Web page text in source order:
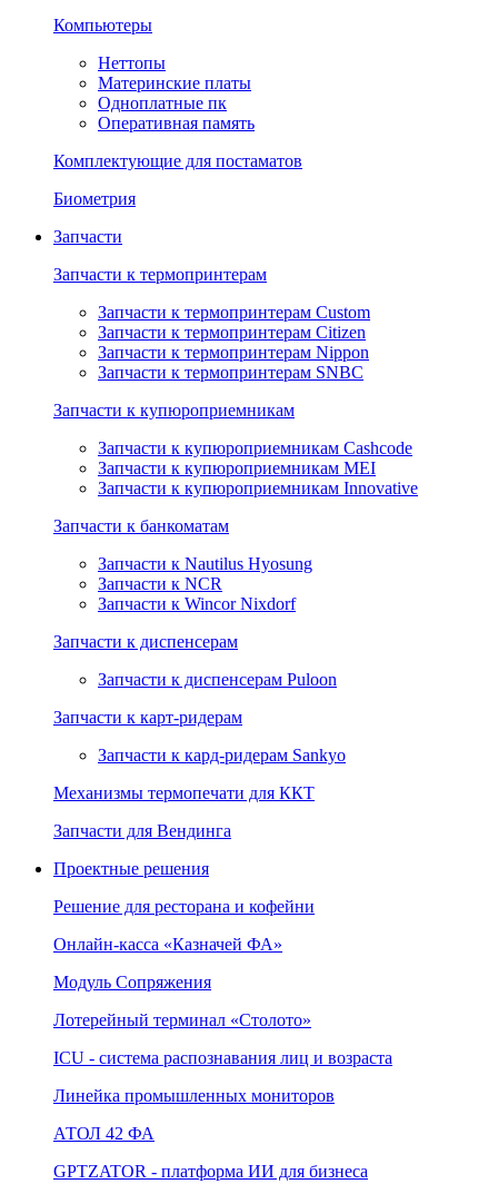
Компьютеры
Неттопы
Материнские платы
Одноплатные пк
Оперативная память
Комплектующие для постаматов
Биометрия
Запчасти
Запчасти к термопринтерам
Запчасти к термопринтерам Custom
Запчасти к термопринтерам Citizen
Запчасти к термопринтерам Nippon
Запчасти к термопринтерам SNBC
Запчасти к купюроприемникам
Запчасти к купюроприемникам Cashcode
Запчасти к купюроприемникам MEI
Запчасти к купюроприемникам Innovative
Запчасти к банкоматам
Запчасти к Nautilus Hyosung
Запчасти к NCR
Запчасти к Wincor Nixdorf
Запчасти к диспенсерам
Запчасти к диспенсерам Puloon
Запчасти к карт-ридерам
Запчасти к кард-ридерам Sankyo
Механизмы термопечати для ККТ
Запчасти для Вендинга
Проектные решения
Решение для ресторана и кофейни
Онлайн‑касса «Казначей ФА»
Модуль Сопряжения
Лотерейный терминал «Столото»
ICU - система распознавания лиц и возраста
Линейка промышленных мониторов
АТОЛ 42 ФА
GPTZATOR - платформа ИИ для бизнеса